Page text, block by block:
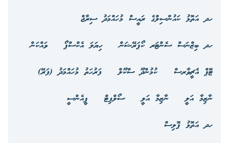
ހދ އަތޮޅު ކައުންސިލްގެ ރައީސް މުހައްމަދު ސިރާޖް
ހދ ބިޒްނަސް ސެންޓަރ ކޯޕަރޭޝަން
ހިޔަލަ އެކްސްޕޯ
ވައްކަން
ޓޮޕް އެޗީވާރސް
ކުމުންދޫ ސްކޫލް
ފަރުހަތު މުހައްމަދު (ފަރޭ)
ނާޒިމާ އަލީ
ނާޒިމާ އަލީ ސޯލްފިޓް
ޕީއެންސީ
ހދ އަތޮޅު ޕޮލިސް